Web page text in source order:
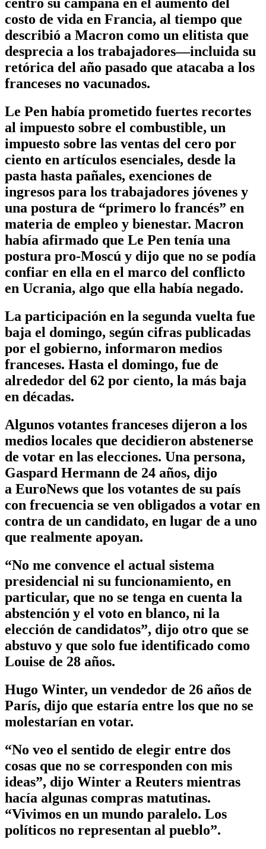
costo de vida en Francia, al tiempo que
describió a Macron como un elitista que
desprecia a los trabajadores—incluida su
retórica del año pasado que atacaba a los
franceses no vacunados.
Le Pen había prometido fuertes recortes
al impuesto sobre el combustible, un
impuesto sobre las ventas del cero por
ciento en artículos esenciales, desde la
pasta hasta pañales, exenciones de
ingresos para los trabajadores jóvenes y
una postura de “primero lo francés” en
materia de empleo y bienestar. Macron
había afirmado que Le Pen tenía una
postura pro-Moscú y dijo que no se podía
confiar en ella en el marco del conflicto
en Ucrania, algo que ella había negado.
La participación en la segunda vuelta fue
baja el domingo, según cifras publicadas
por el gobierno, informaron medios
franceses. Hasta el domingo, fue de
alrededor del 62 por ciento, la más baja
en décadas.
Algunos votantes franceses dijeron a los
medios locales que decidieron abstenerse
de votar en las elecciones. Una persona,
Gaspard Hermann de 24 años, dijo
a EuroNews que los votantes de su país
con frecuencia se ven obligados a votar en
contra de un candidato, en lugar de a uno
que realmente apoyan.
“No me convence el actual sistema
presidencial ni su funcionamiento, en
particular, que no se tenga en cuenta la
abstención y el voto en blanco, ni la
elección de candidatos”, dijo otro que se
abstuvo y que solo fue identificado como
Louise de 28 años.
Hugo Winter, un vendedor de 26 años de
París, dijo que estaría entre los que no se
molestarían en votar.
“No veo el sentido de elegir entre dos
cosas que no se corresponden con mis
ideas”, dijo Winter a Reuters mientras
hacía algunas compras matutinas.
“Vivimos en un mundo paralelo. Los
políticos no representan al pueblo”.